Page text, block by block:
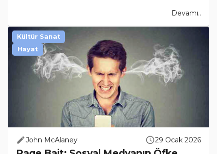
Devamı..
John McAlaney 29 Ocak 2026
Kültür Sanat
Hayat